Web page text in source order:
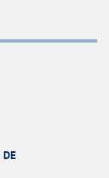
DE